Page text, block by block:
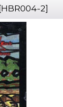
HBR004-2]